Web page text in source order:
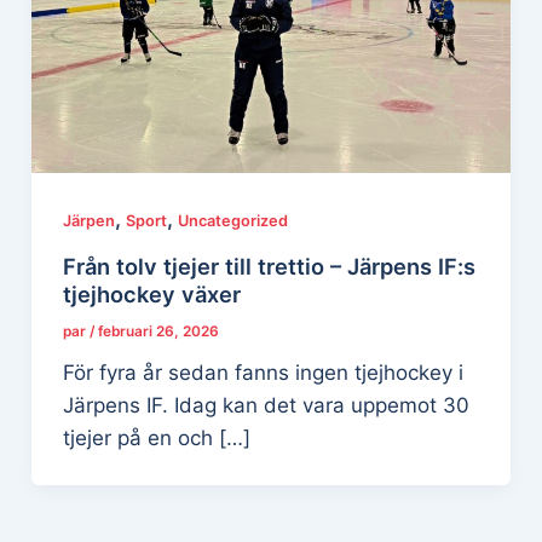
Järpen, Sport, Uncategorized
Från tolv tjejer till trettio – Järpens IF:s
tjejhockey växer
par /februari 26, 2026
För fyra år sedan fanns ingen tjejhockey i
Järpens IF. Idag kan det vara uppemot 30
tjejer på en och […]